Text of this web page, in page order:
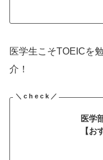
医学生こそTOEICを
介！
医学
【お